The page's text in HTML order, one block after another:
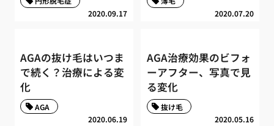
2020.09.17 2020.07.20
AGAの抜け毛はいつま
で続く？治療による変
化
2020.06.19
AGA
AGA治療効果のビフォ
ーアフター、写真で見
る変化
2020.05.16
抜け毛